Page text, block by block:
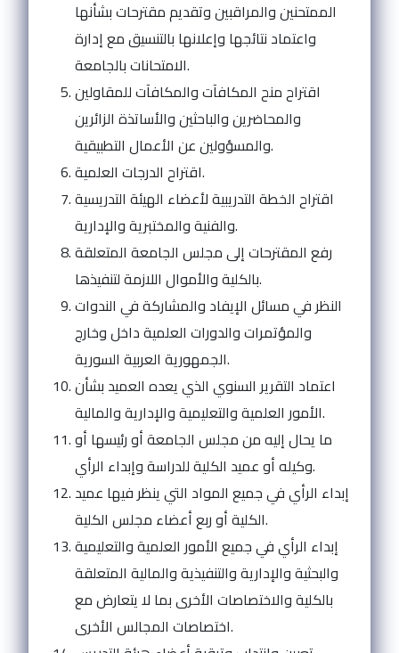
الممتحنين والمراقبين وتقديم مقترحات بشأنها
واعتماد نتائجها وإعلانها بالتنسيق مع إدارة
الامتحانات بالجامعة.
اقتراح منح المكافآت والمكافآت للمقاولين
والمحاضرين والباحثين والأساتذة الزائرين
والمسؤولين عن الأعمال التطبيقية.
اقتراح الدرجات العلمية.
اقتراح الخطة التدريبية لأعضاء الهيئة التدريسية
والفنية والمختبرية والإدارية.
رفع المقترحات إلى مجلس الجامعة المتعلقة
بالكلية والأموال اللازمة لتنفيذها.
النظر في مسائل الإيفاد والمشاركة في الندوات
والمؤتمرات والدورات العلمية داخل وخارج
الجمهورية العربية السورية.
اعتماد التقرير السنوي الذي يعده العميد بشأن
الأمور العلمية والتعليمية والإدارية والمالية.
ما يحال إليه من مجلس الجامعة أو رئيسها أو
وكيله أو عميد الكلية للدراسة وإبداء الرأي.
إبداء الرأي في جميع المواد التي ينظر فيها عميد
الكلية أو ربع أعضاء مجلس الكلية.
إبداء الرأي في جميع الأمور العلمية والتعليمية
والبحثية والإدارية والتنفيذية والمالية المتعلقة
بالكلية والاختصاصات الأخرى بما لا يتعارض مع
اختصاصات المجالس الأخرى.